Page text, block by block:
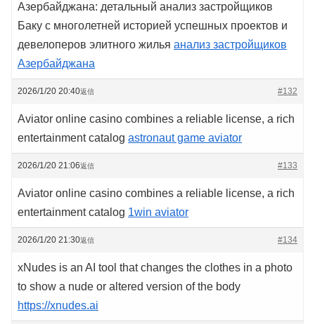
Азербайджана: детальный анализ застройщиков
Баку с многолетней историей успешных проектов и
девелоперов элитного жилья анализ застройщиков
Азербайджана
2026/1/20 20:40 #132
返信
Aviator online casino combines a reliable license, a rich
entertainment catalog astronaut game aviator
2026/1/20 21:06 #133
返信
Aviator online casino combines a reliable license, a rich
entertainment catalog 1win aviator
2026/1/20 21:30 #134
返信
xNudes is an AI tool that changes the clothes in a photo
to show a nude or altered version of the body
https://xnudes.ai